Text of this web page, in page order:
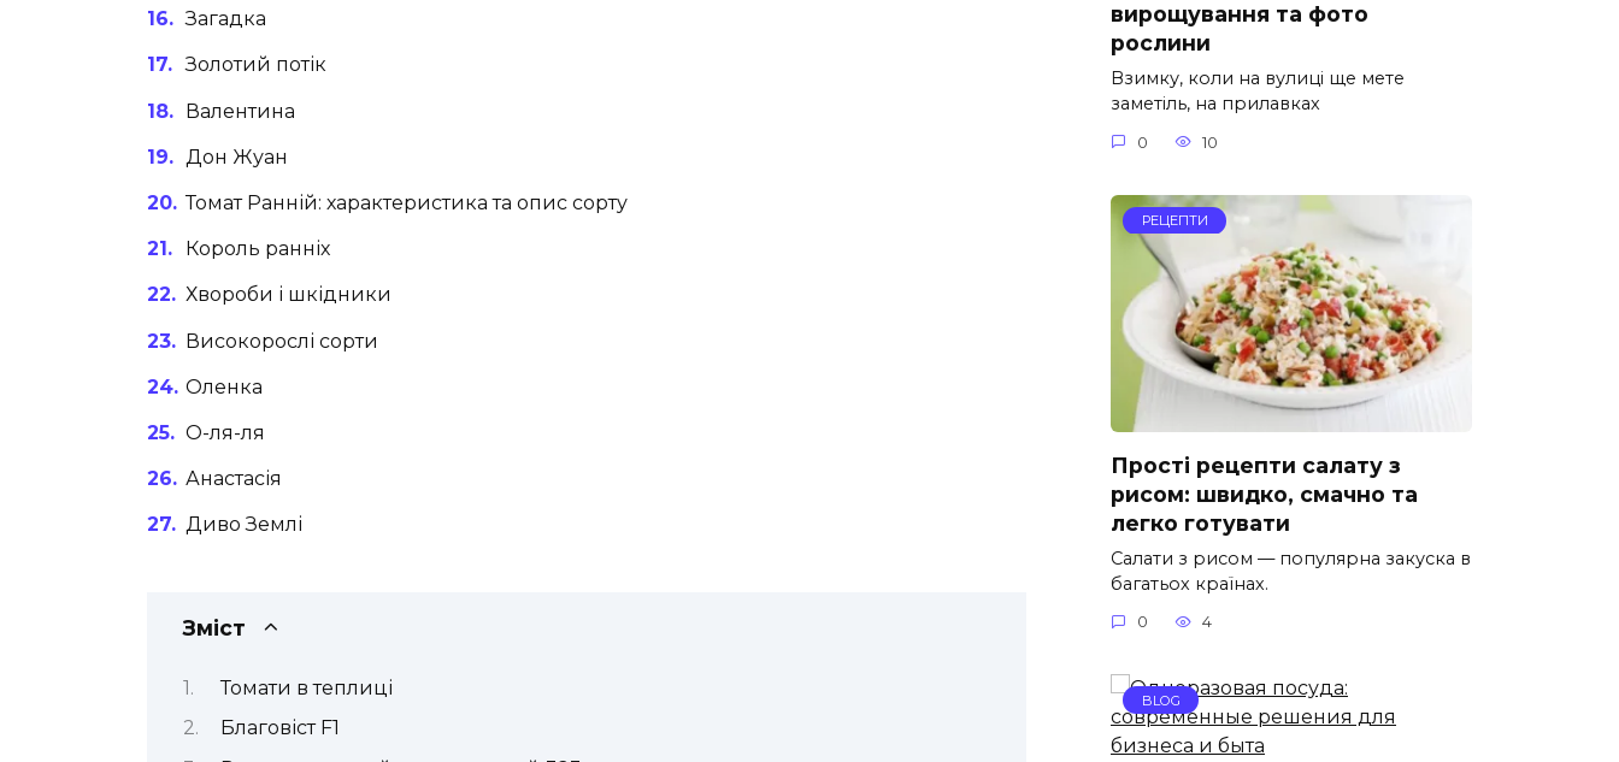
Загадка
Золотий потік
Валентина
Дон Жуан
Томат Ранній: характеристика та опис сорту
Король ранніх
Хвороби і шкідники
Високорослі сорти
Оленка
О-ля-ля
Анастасія
Диво Землі
Зміст
Томати в теплиці
Благовіст F1
вирощування та фото
рослини
Взимку, коли на вулиці ще мете
заметіль, на прилавках
0 10
РЕЦЕПТИ
Прості рецепти салату з
рисом: швидко, смачно та
легко готувати
Салати з рисом — популярна закуска в
багатьох країнах.
0 4
BLOG